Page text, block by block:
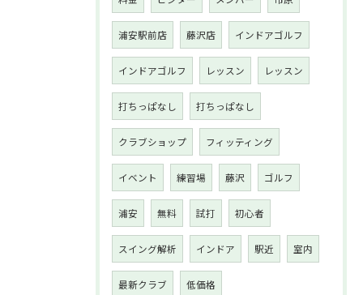
浦安駅前店 藤沢店 インドアゴルフ
インドアゴルフ レッスン レッスン
打ちっぱなし 打ちっぱなし
クラブショップ フィッティング
イベント 練習場 藤沢 ゴルフ
浦安 無料 試打 初心者
スイング解析 インドア 駅近 室内
最新クラブ 低価格